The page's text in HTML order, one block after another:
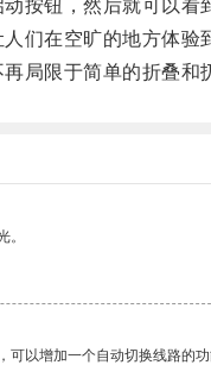
钮，然后就可以看
在空旷的地方体验
限于简单的折叠和
。
以增加一个自动切换线路的